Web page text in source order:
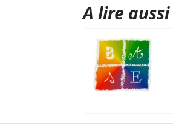
A lire aussi